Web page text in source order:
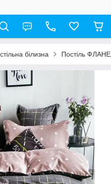
білизна Постіль